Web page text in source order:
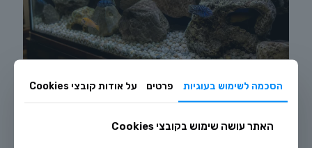
לקריאה נוספת
הסכמה לשימוש בעוגיות פרטים על אודות קובצי Cookies
האתר עושה שימוש בקובצי Cookies